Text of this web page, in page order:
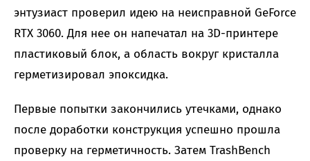
энтузиаст проверил идею на неисправной GeForce
RTX 3060. Для нее он напечатал на 3D-принтере
пластиковый блок, а область вокруг кристалла
герметизировал эпоксидка.
Первые попытки закончились утечками, однако
после доработки конструкция успешно прошла
проверку на герметичность. Затем TrashBench